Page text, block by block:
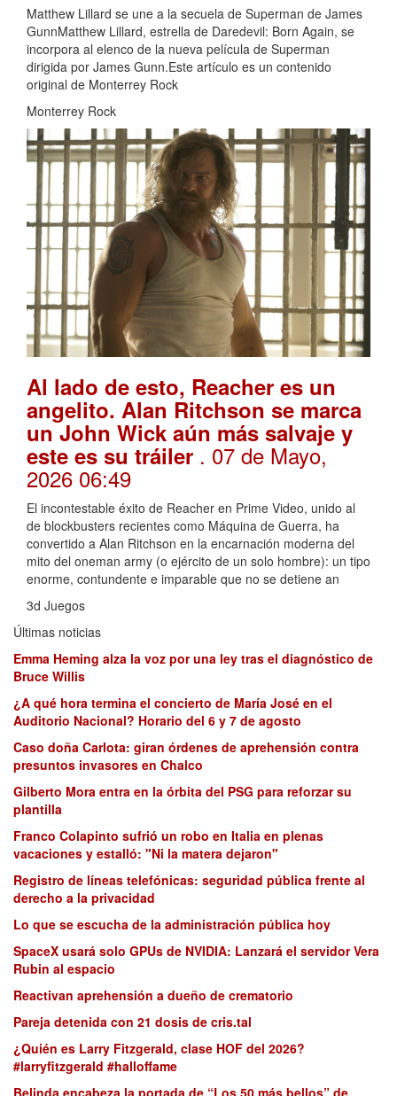
Matthew Lillard se une a la secuela de Superman de James
GunnMatthew Lillard, estrella de Daredevil: Born Again, se
incorpora al elenco de la nueva película de Superman
dirigida por James Gunn.Este artículo es un contenido
original de Monterrey Rock
Monterrey Rock
Al lado de esto, Reacher es un
angelito. Alan Ritchson se marca
un John Wick aún más salvaje y
este es su tráiler . 07 de Mayo,
2026 06:49
El incontestable éxito de Reacher en Prime Video, unido al
de blockbusters recientes como Máquina de Guerra, ha
convertido a Alan Ritchson en la encarnación moderna del
mito del oneman army (o ejército de un solo hombre): un tipo
enorme, contundente e imparable que no se detiene an
3d Juegos
Últimas noticias
Emma Heming alza la voz por una ley tras el diagnóstico de
Bruce Willis
¿A qué hora termina el concierto de María José en el
Auditorio Nacional? Horario del 6 y 7 de agosto
Caso doña Carlota: giran órdenes de aprehensión contra
presuntos invasores en Chalco
Gilberto Mora entra en la órbita del PSG para reforzar su
plantilla
Franco Colapinto sufrió un robo en Italia en plenas
vacaciones y estalló: "Ni la matera dejaron"
Registro de líneas telefónicas: seguridad pública frente al
derecho a la privacidad
Lo que se escucha de la administración pública hoy
SpaceX usará solo GPUs de NVIDIA: Lanzará el servidor Vera
Rubin al espacio
Reactivan aprehensión a dueño de crematorio
Pareja detenida con 21 dosis de cris.tal
¿Quién es Larry Fitzgerald, clase HOF del 2026?
#larryfitzgerald #halloffame